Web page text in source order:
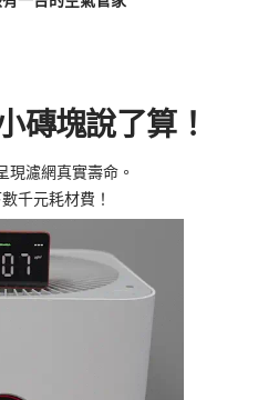
磚塊說了算！
現濾網真實壽命。
千元耗材費！